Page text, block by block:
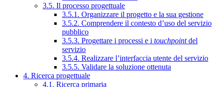
3.5. Il processo progettuale
3.5.1. Organizzare il progetto e la sua gestione
3.5.2. Comprendere il contesto d’uso del servizio
pubblico
3.5.3. Progettare i processi e i touchpointdel
servizio
3.5.4. Realizzare l’interfaccia utente del servizio
3.5.5. Validare la soluzione ottenuta
4. Ricerca progettuale
4.1. Ricerca primaria